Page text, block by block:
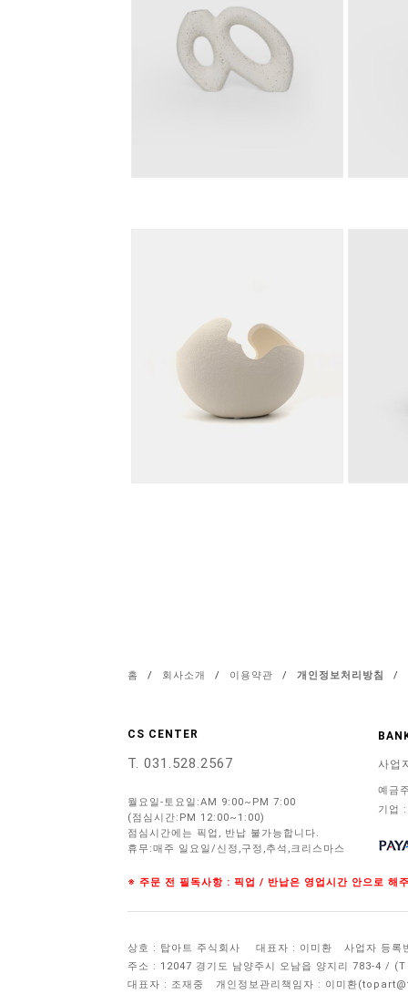
홈 / 회사소개 / 이용약관 / 개인정보처리방침 /
CS CENTER
T. 031.528.2567
월요일-토요일:AM 9:00~PM 7:00
(점심시간:PM 12:00~1:00)
점심시간에는 픽업, 반납 불가능합니다.
휴무:매주 일요일/신정,구정,추석,크리스마스
사업
예금
기업
※ 주문 전 필독사항 : 픽업 / 반납은 영업시간 안으로 해
상호 : 탑아트 주식회사 대표자 : 이미환
사업자 등록
주소 : 12047 경기도 남양주시 오남읍 양지리 783-4 /
대표자 : 조재중
개인정보관리책임자 : 이미환